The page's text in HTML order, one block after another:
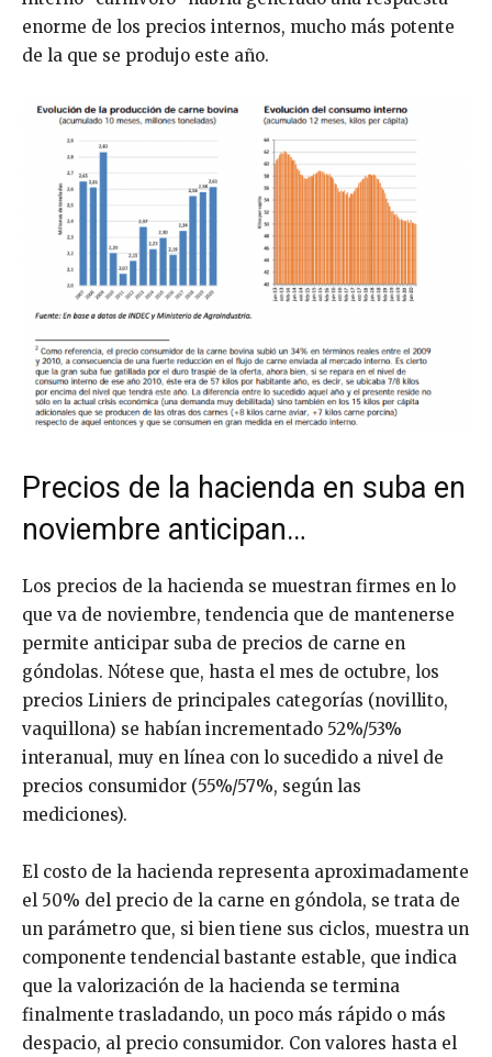
enorme de los precios internos, mucho más potente
de la que se produjo este año.
Precios de la hacienda en suba en
noviembre anticipan…
Los precios de la hacienda se muestran firmes en lo
que va de noviembre, tendencia que de mantenerse
permite anticipar suba de precios de carne en
góndolas. Nótese que, hasta el mes de octubre, los
precios Liniers de principales categorías (novillito,
vaquillona) se habían incrementado 52%/53%
interanual, muy en línea con lo sucedido a nivel de
precios consumidor (55%/57%, según las
mediciones).
El costo de la hacienda representa aproximadamente
el 50% del precio de la carne en góndola, se trata de
un parámetro que, si bien tiene sus ciclos, muestra un
componente tendencial bastante estable, que indica
que la valorización de la hacienda se termina
finalmente trasladando, un poco más rápido o más
despacio, al precio consumidor. Con valores hasta el